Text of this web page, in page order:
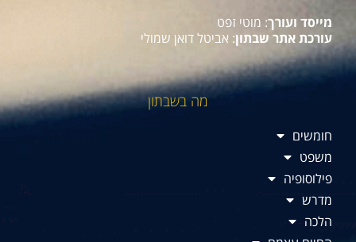
מייסד ועורך: מוטי זפט
עורכת אתר שבתון: אביטל דואן שמולי
מה בשבתון
חומשים
משפט
פילוסופיה
מדרש
הלכה